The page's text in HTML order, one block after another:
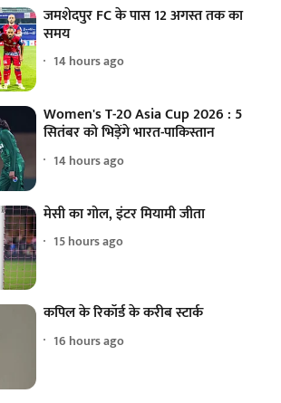
जमशेदपुर FC के पास 12 अगस्त तक का
समय
14 hours ago
Women's T-20 Asia Cup 2026 : 5
सितंबर को भिड़ेंगे भारत-पाकिस्तान
14 hours ago
मेसी का गोल, इंटर मियामी जीता
15 hours ago
कपिल के रिकॉर्ड के करीब स्टार्क
16 hours ago